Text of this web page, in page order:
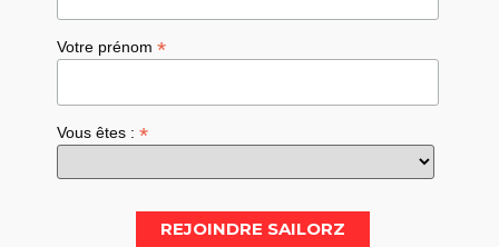
Votre prénom*
Vous êtes :*